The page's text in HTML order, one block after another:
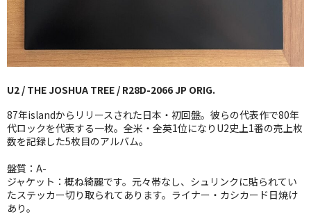
BLUE NOTE
JAZZ-EU
JAZZ-JP
J-POP
ROCK
U2 / THE JOSHUA TREE / R28D-2066 JP ORIG.
87年islandからリリースされた日本・初回盤。彼らの代表作で80年
代ロックを代表する一枚。全米・全英1位になりU2史上1番の売上枚
数を記録した5枚目のアルバム。
盤質：A-
ジャケット：概ね綺麗です。元々帯なし、シュリンクに貼られてい
たステッカー切り取られてあります。ライナー・カシカード日焼け
あり。